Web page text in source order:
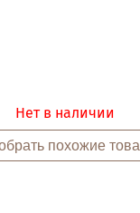
Нет в наличии
похожие